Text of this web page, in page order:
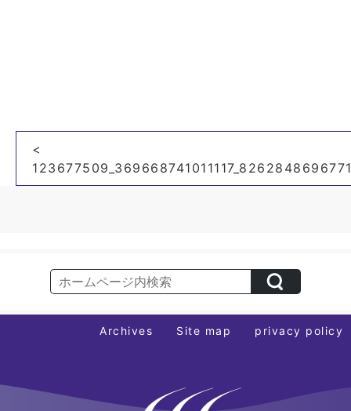
ナ
<
Archives Site map privacy policy